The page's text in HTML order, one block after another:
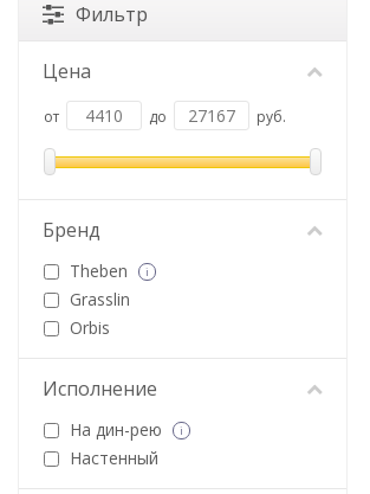
Фильтр
Цена
от до руб.
Бренд
Theben i
Grasslin
Orbis
Исполнение
На дин-рею i
Настенный